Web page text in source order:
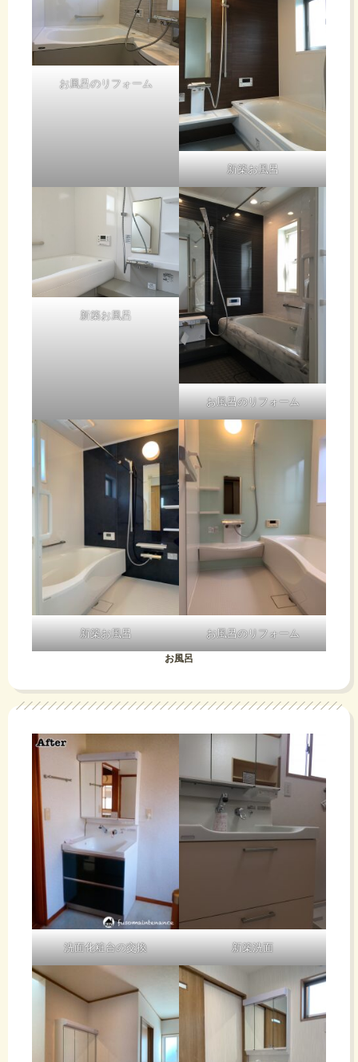
お風呂のリフォーム
新築お風呂
新築お風呂
お風呂のリフォーム
新築お風呂 お風呂のリフォーム
お風呂
洗面化粧台の交換 新築洗面